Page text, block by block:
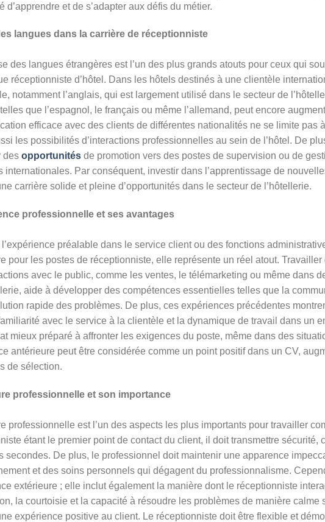
d’apprendre et de s’adapter aux défis du métier.
langues dans la carrière de réceptionniste
des langues étrangères est l’un des plus grands atouts pour ceux qui
réceptionniste d’hôtel. Dans les hôtels destinés à une clientèle
notamment l’anglais, qui est largement utilisé dans le secteur de
que l’espagnol, le français ou même l’allemand, peut encore
efficace avec des clients de différentes nationalités ne se limite pas
les possibilités d’interactions professionnelles au sein de l’hôtel. De
des opportunités de promotion vers des postes de supervision ou de
internationales. Par conséquent, investir dans l’apprentissage de
carrière solide et pleine d’opportunités dans le secteur de l’hôtellerie.
professionnelle et ses avantages
préalable dans le service client ou des fonctions
pour les postes de réceptionniste, elle représente un réel atout.
avec le public, comme les ventes, le télémarketing ou même dans
aide à développer des compétences essentielles telles que la
rapide des problèmes. De plus, ces expériences précédentes
avec le service à la clientèle et la dynamique de travail dans un
mieux préparé à affronter les exigences du poste, même dans des
antérieure peut être considérée comme un point positif dans un CV,
de sélection.
professionnelle et son importance
professionnelle est l’un des aspects les plus importants pour travailler
étant le premier point de contact du client, il doit transmettre sécurité,
secondes. De plus, le professionnel doit maintenir une apparence
et des soins personnels qui dégagent du professionnalisme.
extérieure ; elle inclut également la manière dont le réceptionniste
la courtoisie et la capacité à résoudre les problèmes de manière
expérience positive au client. Le réceptionniste doit être flexible et